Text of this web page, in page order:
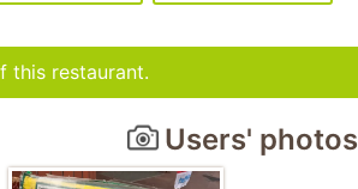
this restaurant.
Users' photos